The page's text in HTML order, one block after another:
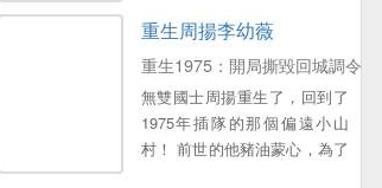
雪上加霜；被後媽逼迫著嫁給
身有殘疾的大人物傅時霆。拋
開他本人的不談，這樁婚事確
實是他們秦家占了很大便宜，
然而這樣的男人，誰會將自己
的姑娘嫁過去守活寡。。
重生周揚李幼薇
重生1975：開局撕毀回城調令
無雙國士周揚重生了，回到了
1975年插隊的那個偏遠小山
村！ 前世的他豬油蒙心，為了